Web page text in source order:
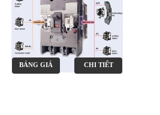
BẢNG GIÁ CHI TIẾT